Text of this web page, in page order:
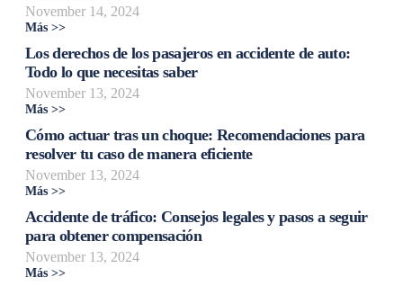
November 14, 2024
Más >>
Los derechos de los pasajeros en accidente de auto:
Todo lo que necesitas saber
November 13, 2024
Más >>
Cómo actuar tras un choque: Recomendaciones para
resolver tu caso de manera eficiente
November 13, 2024
Más >>
Accidente de tráfico: Consejos legales y pasos a seguir
para obtener compensación
November 13, 2024
Más >>